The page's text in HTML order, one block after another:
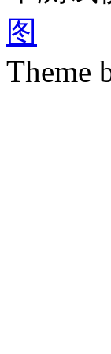
图
Theme